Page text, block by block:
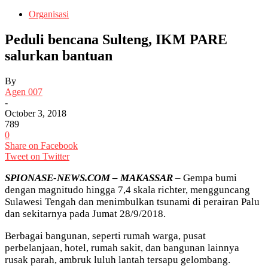
Organisasi
Peduli bencana Sulteng, IKM PARE
salurkan bantuan
By
Agen 007
-
October 3, 2018
789
0
Share on Facebook
Tweet on Twitter
SPIONASE-NEWS.COM – MAKASSAR – Gempa bumi
dengan magnitudo hingga 7,4 skala richter, mengguncang
Sulawesi Tengah dan menimbulkan tsunami di perairan Palu
dan sekitarnya pada Jumat 28/9/2018.
Berbagai bangunan, seperti rumah warga, pusat
perbelanjaan, hotel, rumah sakit, dan bangunan lainnya
rusak parah, ambruk luluh lantah tersapu gelombang.